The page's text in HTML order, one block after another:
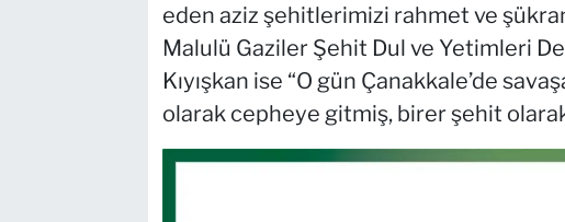
eden aziz şehitlerimizi rahmet ve
Malulü Gaziler Şehit Dul ve Yetimleri
Kıyışkan ise “O gün Çanakkale’de
olarak cepheye gitmiş, birer şehit